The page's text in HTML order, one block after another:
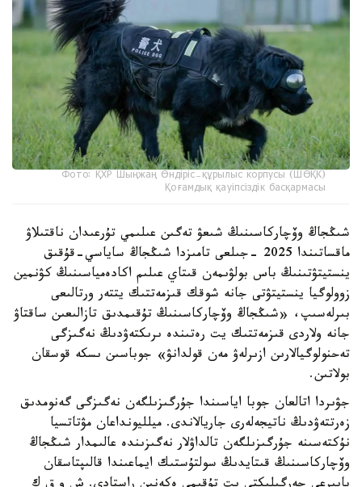
Фото: ҚХР Шыңжаң Өндіріс-құрылыс корпусы (ШӨҚК)
Қоғамдық қауіпсіздік басқармасы
شىڭجاڭ وۆچاركاسىنىڭ شىعۋ تەگىن عىلىمي تۇرعىدان ناقتىلاۋ
ماقساتىندا 2025 -جىلعى تامىزدا شىڭجاڭ ساياسي-قۇقىق
ينستيتۋتىنىڭ باس بولۋىمەن قىتاي عىلىم اكادەمياسىنىڭ كۋنمين
زوولوگيا ينستيتۋتى جانە شوقك قىزمەتتىك يتتەر ورتالىعى
بىرلەسىپ، «شىڭجاڭ وۆچاركاسىنىڭ تۇقىمدىق تازالىعىن ساقتاۋ
جانە ولاردى قىزمەتتىك يت رەتىندە ىرىكتەۋدىڭ نەگىزگى
تەحنولوگيالارىن ازىرلەۋ مەن قولدانۋ» جوباسىن ىسكە قوسقان
بولاتىن.
جۋىردا اتالعان جوبا اياسىندا جۇرگىزىلگەن نەگىزگى گەنومدىق
زەرتتەۋدىڭ ناتيجەلەرى جاريالاندى. ميلليونداعان مۋتاتسيا
نۇكتەسىنە جۇرگىزىلگەن تالداۋلار نەگىزىندە عالىمدار شىڭجاڭ
وۆچاركاسىنىڭ قىتايدىڭ سولتۇستىك ايماعىندا قالىپتاسقان